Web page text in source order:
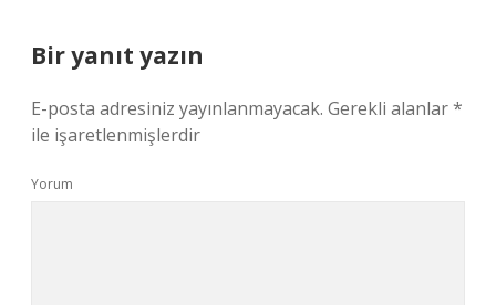
Bir yanıt yazın
E-posta adresiniz yayınlanmayacak. Gerekli alanlar*
ile işaretlenmişlerdir
Yorum